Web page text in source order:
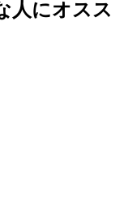
人にオスス